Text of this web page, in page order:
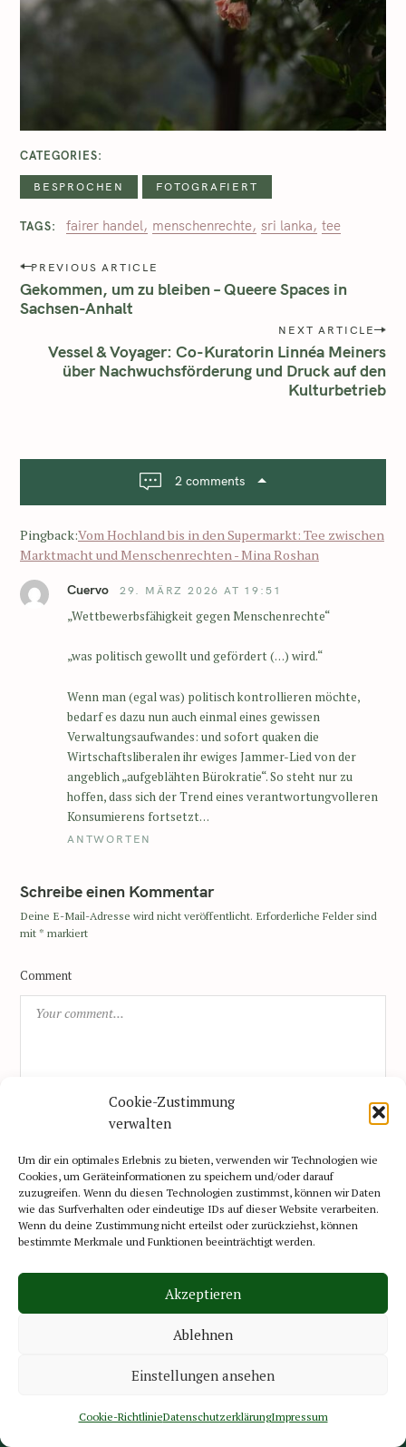
Cookie-Zustimmung
verwalten
Um dir ein optimales Erlebnis zu bieten, verwenden wir Technologien wie
Cookies, um Geräteinformationen zu speichern und/oder darauf
zuzugreifen. Wenn du diesen Technologien zustimmst, können wir Daten
wie das Surfverhalten oder eindeutige IDs auf dieser Website verarbeiten.
Wenn du deine Zustimmung nicht erteilst oder zurückziehst, können
bestimmte Merkmale und Funktionen beeinträchtigt werden.
Akzeptieren
Ablehnen
Einstellungen ansehen
Cookie-RichtlinieDatenschutzerklärungImpressum
CATEGORIES
BESPROCHEN FOTOGRAFIERT
TAGS fairer handel menschenrechte sri lanka tee
PREVIOUS ARTICLE
Gekommen, um zu bleiben – Queere Spaces in
Sachsen-Anhalt
NEXT ARTICLE
Vessel & Voyager: Co-Kuratorin Linnéa Meiners
über Nachwuchsförderung und Druck auf den
Kulturbetrieb
2 comments
Pingback:Vom Hochland bis in den Supermarkt: Tee zwischen
Marktmacht und Menschenrechten - Mina Roshan
Cuervo 29. MÄRZ 2026 AT 19:51
„Wettbewerbsfähigkeit gegen Menschenrechte“
„was politisch gewollt und gefördert (…) wird.“
Wenn man (egal was) politisch kontrollieren möchte,
bedarf es dazu nun auch einmal eines gewissen
Verwaltungsaufwandes: und sofort quaken die
Wirtschaftsliberalen ihr ewiges Jammer-Lied von der
angeblich „aufgeblähten Bürokratie“. So steht nur zu
hoffen, dass sich der Trend eines verantwortungvolleren
Konsumierens fortsetzt…
ANTWORTEN
Schreibe einen Kommentar
Deine E-Mail-Adresse wird nicht veröffentlicht. Erforderliche Felder sind
mit* markiert
Comment
Name* Email*